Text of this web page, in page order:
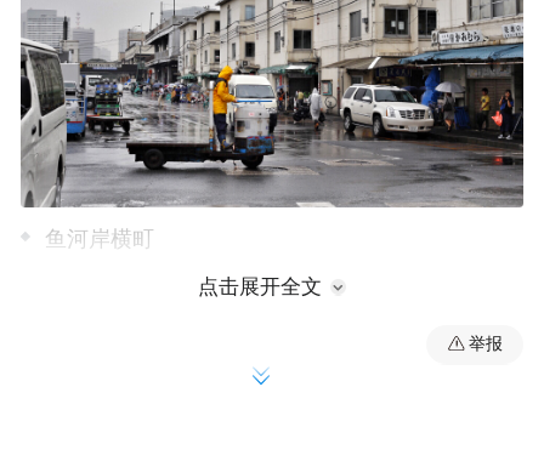
鱼河岸横町
点击展开全文
举报